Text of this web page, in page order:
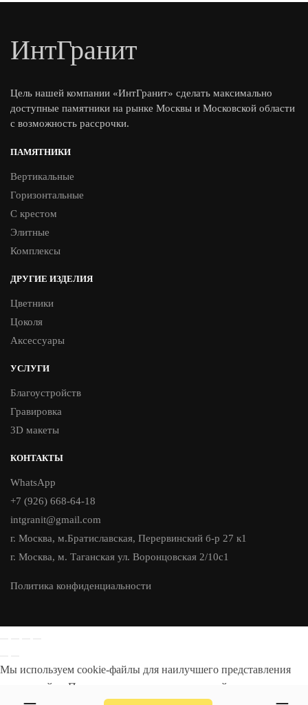
ИнтГранит
Цель нашей компании «ИнтГранит» сделать максимально
доступные памятники на рынке Москвы и Московской области
с возможность рассрочки.
ПАМЯТНИКИ
Вертикальные
Горизонтальные
С крестом
Элитные
Комплексы
ДРУГИЕ ИЗДЕЛИЯ
Цветники
Цоколя
Аксессуары
УСЛУГИ
Благоустройств
Гравировка
3D макеты
КОНТАКТЫ
WhatsApp
+7 (926) 668-64-18
intgranit@gmail.com
г. Москва, м.Братиславская, Перервинский б-р 27 к1
г. Москва, м. Таганская ул. Воронцовская 2/10с1
Политика конфиденциальности
Мы используем cookie-файлы для наилучшего представления
нашего сайта. Продолжая использовать этот сайт, вы